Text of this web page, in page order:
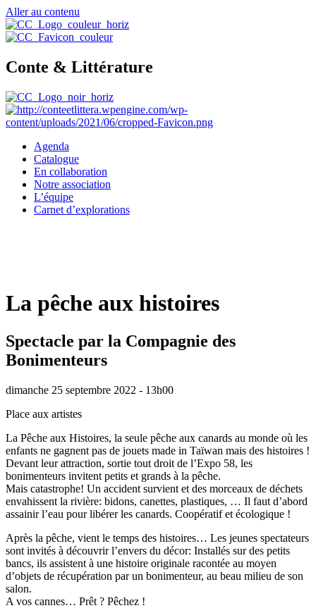
Aller au contenu
Conte & Littérature
Agenda
Catalogue
En collaboration
Notre association
L’équipe
Carnet d’explorations
La pêche aux histoires
Spectacle par la Compagnie des
Bonimenteurs
dimanche 25 septembre 2022 - 13h00
Place aux artistes
La Pêche aux Histoires, la seule pêche aux canards au monde où les
enfants ne gagnent pas de jouets made in Taïwan mais des histoires !
Devant leur attraction, sortie tout droit de l’Expo 58, les
bonimenteurs invitent petits et grands à la pêche.
Mais catastrophe! Un accident survient et des morceaux de déchets
envahissent la rivière: bidons, canettes, plastiques, … Il faut d’abord
assainir l’eau pour libérer les canards. Coopératif et écologique !
Après la pêche, vient le temps des histoires… Les jeunes spectateurs
sont invités à découvrir l’envers du décor: Installés sur des petits
bancs, ils assistent à une histoire originale racontée au moyen
d’objets de récupération par un bonimenteur, au beau milieu de son
salon.
A vos cannes… Prêt ? Pêchez !